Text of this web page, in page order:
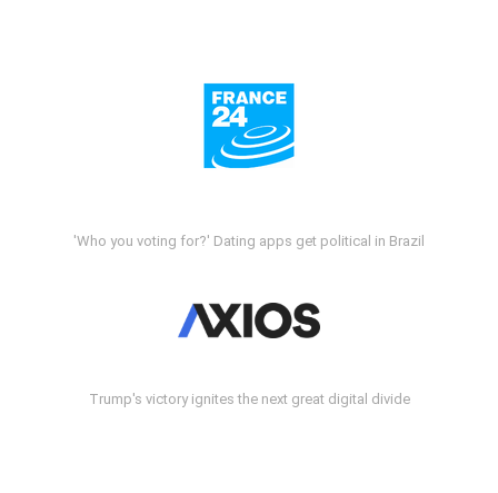
'Who you voting for?' Dating apps get political in Brazil
Trump's victory ignites the next great digital divide